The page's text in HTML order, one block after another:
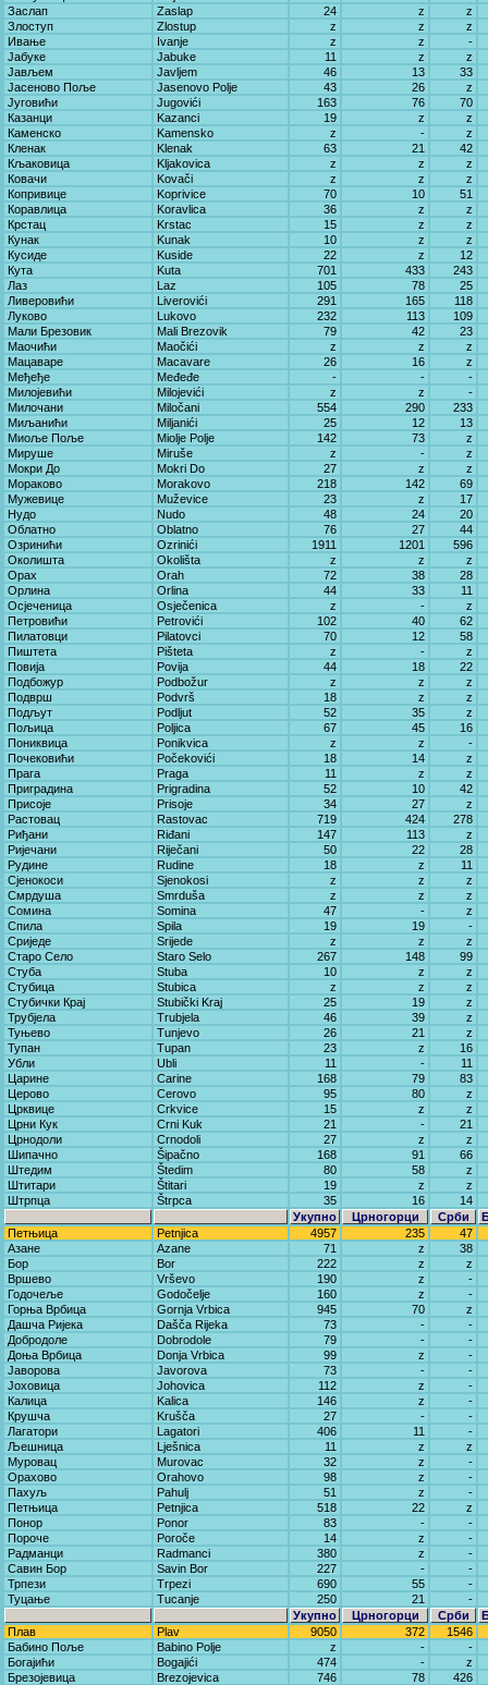
Заслап
Zaslap 24 z
z
Злоступ
Zlostup z z
z
Ивање
Ivanje z z
-
Јабуке
Jabuke 11 z
z
Јављем
Javljem 46 13
33
Јасеново Поље
Jasenovo Polje 43 26
z
Југовићи
Jugovići 163 76
70
Казанци
Kazanci 19 z
z
Каменско
Kamensko z -
z
Кленак
Klenak 63 21
42
Кљаковица
Kljakovica z z
z
Ковачи
Kovači z z
z
Копривице
Koprivice 70 10
51
Коравлица
Koravlica 36 z
z
Крстац
Krstac 15 z
z
Кунак
Kunak 10 z
z
Кусиде
Kuside 22 z
12
Кута
Kuta 701 433
243
Лаз
Laz 105 78
25
Ливеровићи
Liverovići 291 165
118
Луково
Lukovo 232 113
109
Мали Брезовик
Mali Brezovik 79 42
23
Маочићи
Maočići z z
z
Мацаваре
Macavare 26 16
z
Међеђе
Međeđe - -
-
Милојевићи
Milojevići z z
-
Милочани
Miločani 554 290
233
Миљанићи
Miljanići 25 12
13
Миоље Поље
Miolje Polje 142 73
z
Мируше
Miruše z -
z
Мокри До
Mokri Do 27 z
z
Мораково
Morakovo 218 142
69
Мужевице
Muževice 23 z
17
Нудо
Nudo 48 24
20
Облатно
Oblatno 76 27
44
Озринићи
Ozrinići 1911 1201
596
Околишта
Okolišta z z
z
Орах
Orah 72 38
28
Орлина
Orlina 44 33
11
Осјеченица
Osječenica z -
z
Петровићи
Petrovići 102 40
62
Пилатовци
Pilatovci 70 12
58
Пиштета
Pišteta z -
z
Повија
Povija 44 18
22
Подбожур
Podbožur z z
z
Подврш
Podvrš 18 z
z
Подљут
Podljut 52 35
z
Пољица
Poljica 67 45
16
Пониквица
Ponikvica z z
-
Почековићи
Počekovići 18 14
z
Прага
Praga 11 z
z
Приградина
Prigradina 52 10
42
Присоје
Prisoje 34 27
z
Растовац
Rastovac 719 424
278
Риђани
Riđani 147 113
z
Ријечани
Riječani 50 22
28
Рудине
Rudine 18 z
11
Сјенокоси
Sjenokosi z z
z
Смрдуша
Smrduša z z
z
Сомина
Somina 47 -
z
Спила
Spila 19 19
-
Сриједе
Srijede z z
z
Старо Село
Staro Selo 267 148
99
Стуба
Stuba 10 z
z
Стубица
Stubica z z
z
Стубички Крај
Stubički Kraj 25 19
z
Трубјела
Trubjela 46 39
z
Туњево
Tunjevo 26 21
z
Тупан
Tupan 23 z
16
Убли
Ubli 11 -
11
Царине
Carine 168 79
83
Церово
Cerovo 95 80
z
Црквице
Crkvice 15 z
z
Црни Кук
Crni Kuk 21 -
21
Црнодоли
Crnodoli 27 z
z
Шипачно
Šipačno 168 91
66
Штедим
Štedim 80 58
z
Штитари
Štitari 19 z
z
Штрпца
Štrpca 35 16
14
Укупно
Црногорци Срби
Петњица
Petnjica 4957 235
47
Азане
Azane 71 z
38
Бор
Bor 222 z
z
Вршево
Vrševo 190 z
-
Годочеље
Godočelje 160 z
-
Горња Врбица
Gornja Vrbica 945 70
z
Дашча Ријека
Dašča Rijeka 73 -
-
Добродоле
Dobrodole 79 -
-
Доња Врбица
Donja Vrbica 99 z
-
Јаворова
Javorova 73 -
-
Јоховица
Johovica 112 z
-
Калица
Kalica 146 z
-
Крушча
Krušča 27 -
-
Лагатори
Lagatori 406 11
-
Љешница
Lješnica 11 z
z
Муровац
Murovac 32 z
-
Орахово
Orahovo 98 z
-
Пахуљ
Pahulj 51 z
-
Петњица
Petnjica 518 22
z
Понор
Ponor 83 -
-
Пороче
Poroče 14 z
-
Радманци
Radmanci 380 z
-
Савин Бор
Savin Bor 227 -
-
Трпези
Trpezi 690 55
-
Туцање
Tucanje 250 21
-
Укупно
Црногорци Срби
Плав
Plav 9050 372
1546
Бабино Поље
Babino Polje z -
-
Богајићи
Bogajići 474 -
z
Брезојевица
Brezojevica 746 78
426